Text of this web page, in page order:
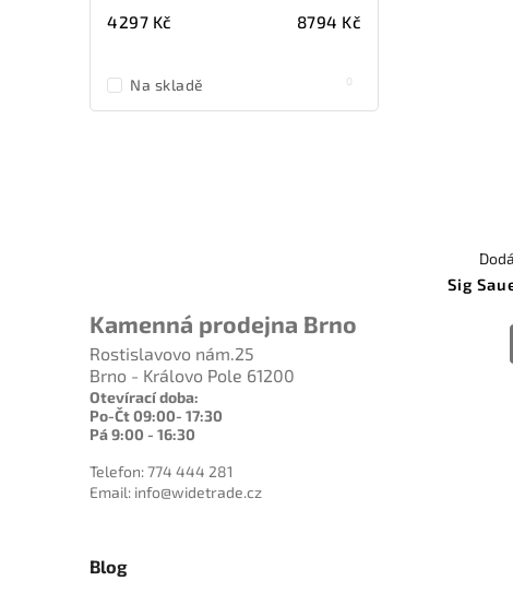
4297 Kč 8794 Kč
Na skladě 0
Kamenná prodejna Brno
Rostislavovo nám.25
Brno - Královo Pole 61200
Otevírací doba:
Po-Čt 09:00- 17:30
Pá 9:00 - 16:30
Telefon: 774 444 281
Email: info@widetrade.cz
Blog
Sig